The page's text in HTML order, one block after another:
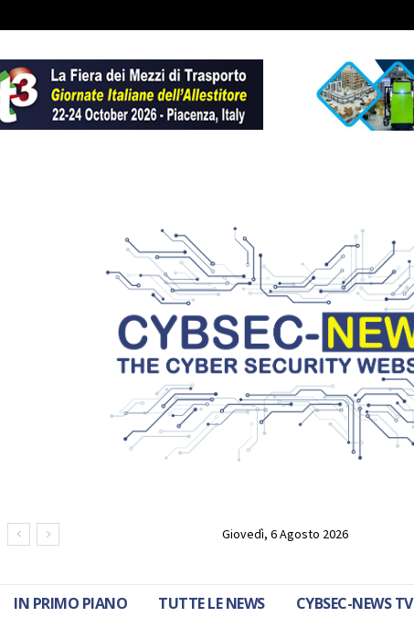
Giovedì, 6 Agosto 2026
IN PRIMO PIANO TUTTE LE NEWS CYBSEC-NEWS TV